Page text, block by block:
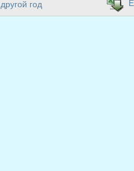
..другой год